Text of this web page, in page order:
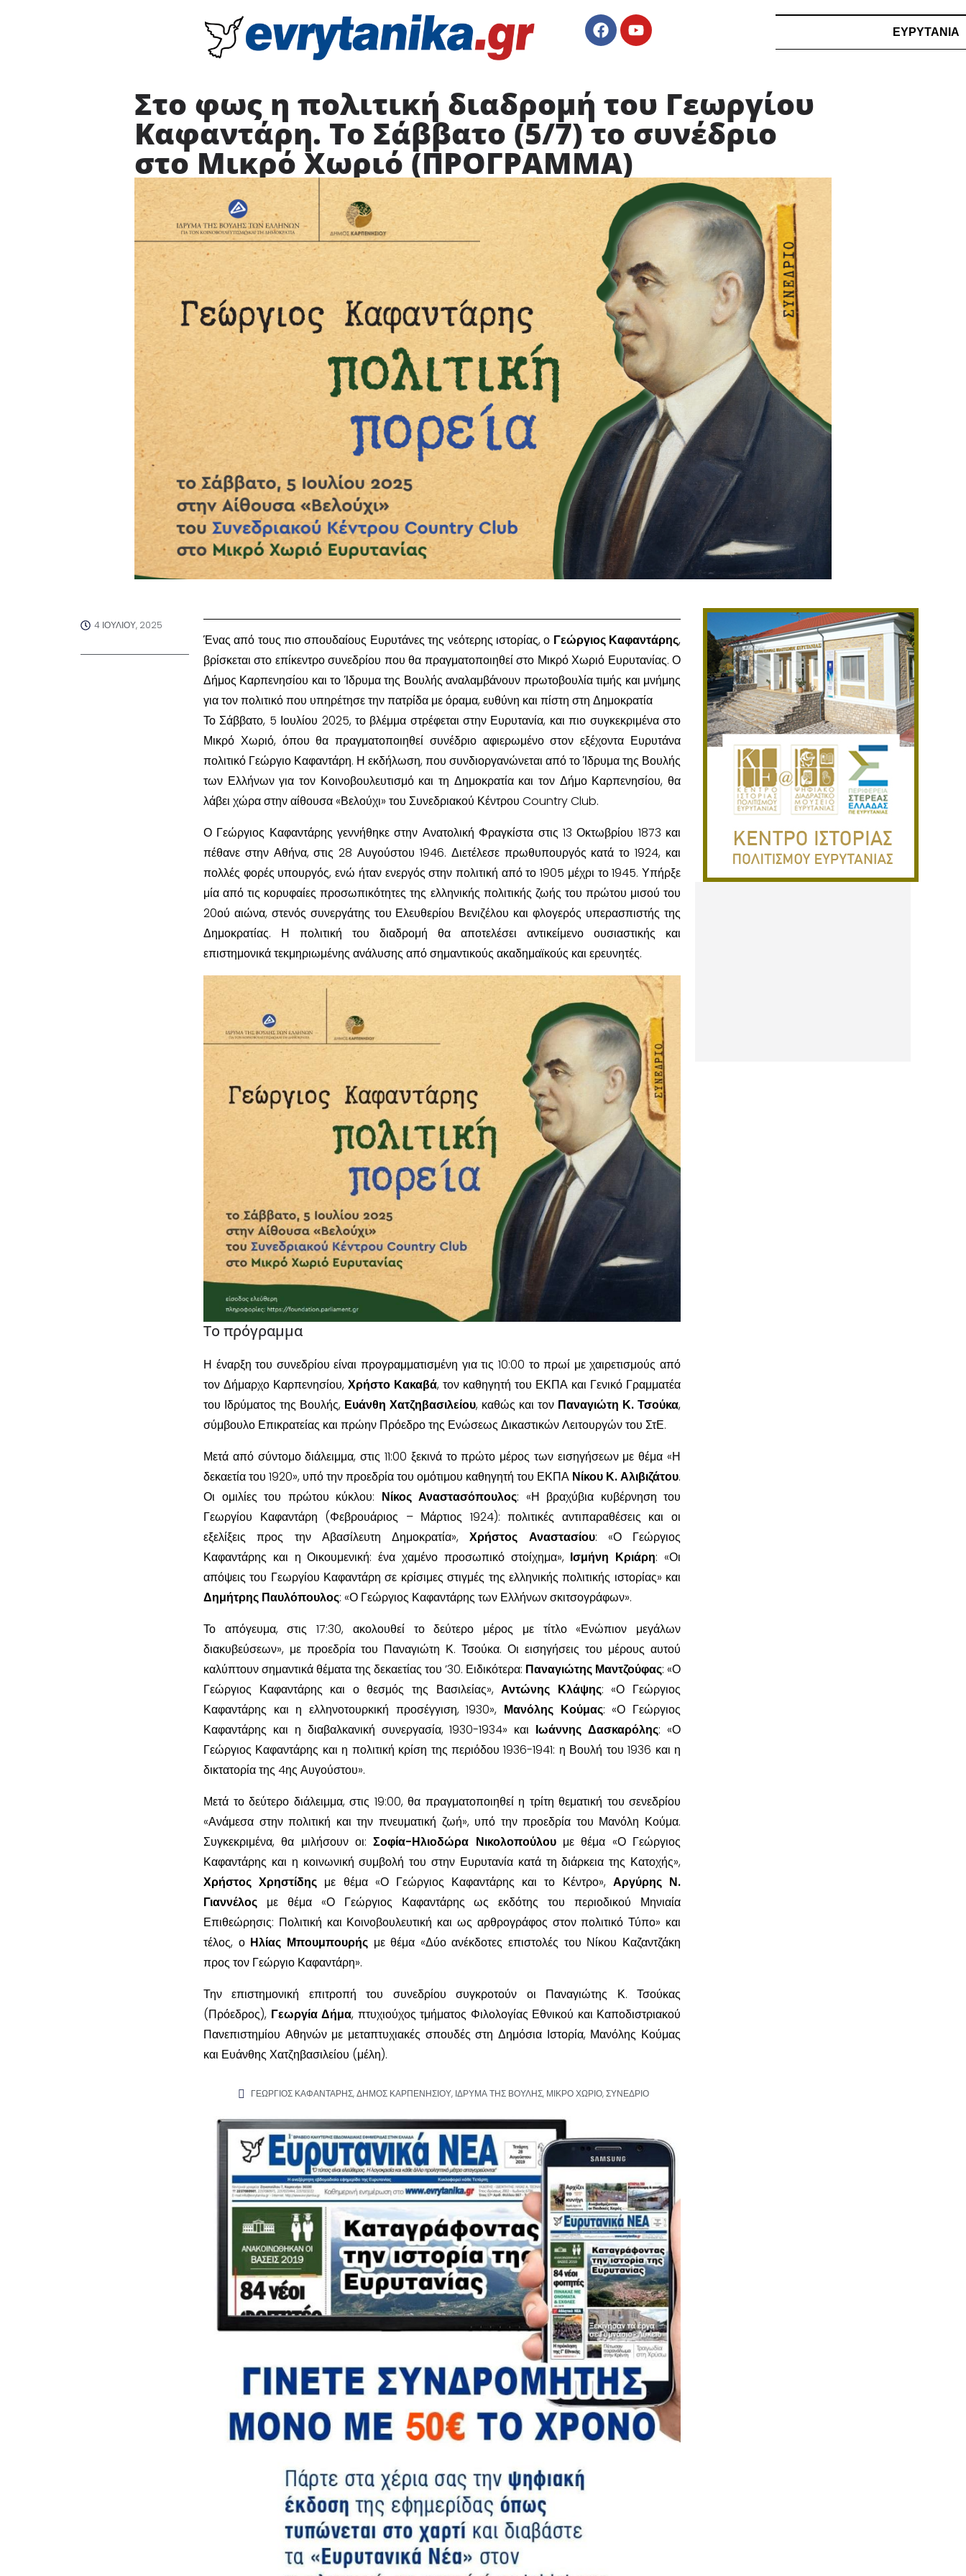
ΕΥΡΥΤΑΝΙΑ
Στο φως η πολιτική διαδρομή του Γεωργίου
Καφαντάρη. Το Σάββατο (5/7) το συνέδριο
στο Μικρό Χωριό (ΠΡΟΓΡΑΜΜΑ)
4 ΙΟΥΛΊΟΥ, 2025
Ένας από τους πιο σπουδαίους Ευρυτάνες της νεότερης ιστορίας, ο Γεώργιος Καφαντάρης,
βρίσκεται στο επίκεντρο συνεδρίου που θα πραγματοποιηθεί στο Μικρό Χωριό Ευρυτανίας. Ο
Δήμος Καρπενησίου και το Ίδρυμα της Βουλής αναλαμβάνουν πρωτοβουλία τιμής και μνήμης
για τον πολιτικό που υπηρέτησε την πατρίδα με όραμα, ευθύνη και πίστη στη Δημοκρατία
Το Σάββατο, 5 Ιουλίου 2025, το βλέμμα στρέφεται στην Ευρυτανία, και πιο συγκεκριμένα στο
Μικρό Χωριό, όπου θα πραγματοποιηθεί συνέδριο αφιερωμένο στον εξέχοντα Ευρυτάνα
πολιτικό Γεώργιο Καφαντάρη. Η εκδήλωση, που συνδιοργανώνεται από το Ίδρυμα της Βουλής
των Ελλήνων για τον Κοινοβουλευτισμό και τη Δημοκρατία και τον Δήμο Καρπενησίου, θα
λάβει χώρα στην αίθουσα «Βελούχι» του Συνεδριακού Κέντρου Country Club.
Ο Γεώργιος Καφαντάρης γεννήθηκε στην Ανατολική Φραγκίστα στις 13 Οκτωβρίου 1873 και
πέθανε στην Αθήνα, στις 28 Αυγούστου 1946. Διετέλεσε πρωθυπουργός κατά το 1924, και
πολλές φορές υπουργός, ενώ ήταν ενεργός στην πολιτική από το 1905 μέχρι το 1945. Υπήρξε
μία από τις κορυφαίες προσωπικότητες της ελληνικής πολιτικής ζωής του πρώτου μισού του
20ού αιώνα, στενός συνεργάτης του Ελευθερίου Βενιζέλου και φλογερός υπερασπιστής της
Δημοκρατίας. Η πολιτική του διαδρομή θα αποτελέσει αντικείμενο ουσιαστικής και
επιστημονικά τεκμηριωμένης ανάλυσης από σημαντικούς ακαδημαϊκούς και ερευνητές.
Το πρόγραμμα
Η έναρξη του συνεδρίου είναι προγραμματισμένη για τις 10:00 το πρωί με χαιρετισμούς από
τον Δήμαρχο Καρπενησίου, Χρήστο Κακαβά, τον καθηγητή του ΕΚΠΑ και Γενικό Γραμματέα
του Ιδρύματος της Βουλής, Ευάνθη Χατζηβασιλείου, καθώς και τον Παναγιώτη Κ. Τσούκα,
σύμβουλο Επικρατείας και πρώην Πρόεδρο της Ενώσεως Δικαστικών Λειτουργών του ΣτΕ.
Μετά από σύντομο διάλειμμα, στις 11:00 ξεκινά το πρώτο μέρος των εισηγήσεων με θέμα «Η
δεκαετία του 1920», υπό την προεδρία του ομότιμου καθηγητή του ΕΚΠΑ Νίκου Κ. Αλιβιζάτου.
Οι ομιλίες του πρώτου κύκλου: Νίκος Αναστασόπουλος: «Η βραχύβια κυβέρνηση του
Γεωργίου Καφαντάρη (Φεβρουάριος – Μάρτιος 1924): πολιτικές αντιπαραθέσεις και οι
εξελίξεις προς την Αβασίλευτη Δημοκρατία»,Χρήστος Αναστασίου: «Ο Γεώργιος
Καφαντάρης και η Οικουμενική: ένα χαμένο προσωπικό στοίχημα», Ισμήνη Κριάρη: «Οι
απόψεις του Γεωργίου Καφαντάρη σε κρίσιμες στιγμές της ελληνικής πολιτικής ιστορίας» και
Δημήτρης Παυλόπουλος: «Ο Γεώργιος Καφαντάρης των Ελλήνων σκιτσογράφων».
Το απόγευμα, στις 17:30, ακολουθεί το δεύτερο μέρος με τίτλο «Ενώπιον μεγάλων
διακυβεύσεων», με προεδρία του Παναγιώτη Κ. Τσούκα. Οι εισηγήσεις του μέρους αυτού
καλύπτουν σημαντικά θέματα της δεκαετίας του ’30. Ειδικότερα: Παναγιώτης Μαντζούφας: «Ο
Γεώργιος Καφαντάρης και ο θεσμός της Βασιλείας»,Αντώνης Κλάψης: «Ο Γεώργιος
Καφαντάρης και η ελληνοτουρκική προσέγγιση, 1930», Μανόλης Κούμας: «Ο Γεώργιος
Καφαντάρης και η διαβαλκανική συνεργασία, 1930-1934» και Ιωάννης Δασκαρόλης: «Ο
Γεώργιος Καφαντάρης και η πολιτική κρίση της περιόδου 1936-1941: η Βουλή του 1936 και η
δικτατορία της 4ης Αυγούστου».
Μετά το δεύτερο διάλειμμα, στις 19:00, θα πραγματοποιηθεί η τρίτη θεματική του σενεδρίου
«Ανάμεσα στην πολιτική και την πνευματική ζωή», υπό την προεδρία του Μανόλη Κούμα.
Συγκεκριμένα, θα μιλήσουν οι:Σοφία-Ηλιοδώρα Νικολοπούλουμε θέμα «Ο Γεώργιος
Καφαντάρης και η κοινωνική συμβολή του στην Ευρυτανία κατά τη διάρκεια της Κατοχής»,
Χρήστος Χρηστίδης με θέμα «Ο Γεώργιος Καφαντάρης και το Κέντρο», Αργύρης Ν.
Γιαννέλος με θέμα «Ο Γεώργιος Καφαντάρης ως εκδότης του περιοδικού Μηνιαία
Επιθεώρησις: Πολιτική και Κοινοβουλευτική και ως αρθρογράφος στον πολιτικό Τύπο» και
τέλος, ο Ηλίας Μπουμπουρήςμε θέμα «Δύο ανέκδοτες επιστολές του Νίκου Καζαντζάκη
προς τον Γεώργιο Καφαντάρη».
Την επιστημονική επιτροπή του συνεδρίου συγκροτούν οι Παναγιώτης Κ. Τσούκας
(Πρόεδρος), Γεωργία Δήμα, πτυχιούχος τμήματος Φιλολογίας Εθνικού και Καποδιστριακού
Πανεπιστημίου Αθηνών με μεταπτυχιακές σπουδές στη Δημόσια Ιστορία, Μανόλης Κούμας
και Ευάνθης Χατζηβασιλείου (μέλη).
ΓΕΩΡΓΙΟΣ ΚΑΦΑΝΤΑΡΗΣ,ΔΗΜΟΣ ΚΑΡΠΕΝΗΣΙΟΥ, ΙΔΡΥΜΑ ΤΗΣ ΒΟΥΛΗΣ, ΜΙΚΡΟ ΧΩΡΙΟ,ΣΥΝΕΔΡΙΟ